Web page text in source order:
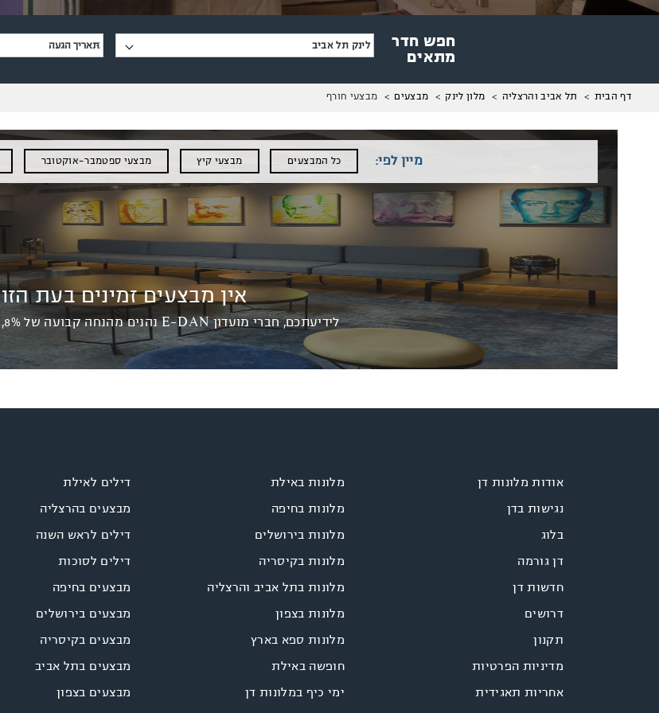
חפש חדר
מתאים
לינק תל אביב
מיקומך
דף הבית תל אביב והרצליה מלון לינק מבצעים מבצעי חורף
מיין לפי: כל המבצעים מבצעי קיץ מבצעי ספטמבר-אוקטובר
אין מבצעים זמינים בעת הזו
לידיעתכם, חברי מועדון E-DAN נהנים מהנחה קבועה של 8%, ההצטרפות חינם
אודות מלונות דן
נגישות בדן
בלוג
דן גורמה
חדשות דן
דרושים
תקנון
מדיניות הפרטיות
אחריות תאגידית
מלונות באילת
מלונות בחיפה
מלונות בירושלים
מלונות בקיסריה
מלונות בתל אביב והרצליה
מלונות בצפון
מלונות ספא בארץ
חופשה באילת
ימי כיף במלונות דן
דילים לאילת
מבצעים בהרצליה
דילים לראש השנה
דילים לסוכות
מבצעים בחיפה
מבצעים בירושלים
מבצעים בקיסריה
מבצעים בתל אביב
מבצעים בצפון